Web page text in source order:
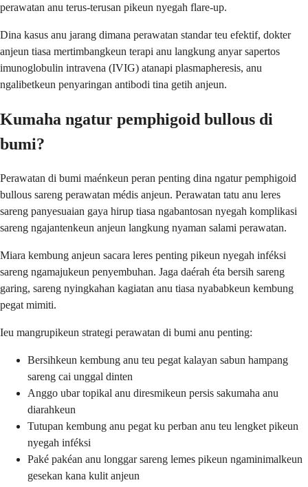
perawatan anu terus-terusan pikeun nyegah flare-up.
Dina kasus anu jarang dimana perawatan standar teu efektif, dokter
anjeun tiasa mertimbangkeun terapi anu langkung anyar sapertos
imunoglobulin intravena (IVIG) atanapi plasmapheresis, anu
ngalibetkeun penyaringan antibodi tina getih anjeun.
Kumaha ngatur pemphigoid bullous di
bumi?
Perawatan di bumi maénkeun peran penting dina ngatur pemphigoid
bullous sareng perawatan médis anjeun. Perawatan tatu anu leres
sareng panyesuaian gaya hirup tiasa ngabantosan nyegah komplikasi
sareng ngajantenkeun anjeun langkung nyaman salami perawatan.
Miara kembung anjeun sacara leres penting pikeun nyegah inféksi
sareng ngamajukeun penyembuhan. Jaga daérah éta bersih sareng
garing, sareng nyingkahan kagiatan anu tiasa nyababkeun kembung
pegat mimiti.
Ieu mangrupikeun strategi perawatan di bumi anu penting:
Bersihkeun kembung anu teu pegat kalayan sabun hampang
sareng cai unggal dinten
Anggo ubar topikal anu diresmikeun persis sakumaha anu
diarahkeun
Tutupan kembung anu pegat ku perban anu teu lengket pikeun
nyegah inféksi
Paké pakéan anu longgar sareng lemes pikeun ngaminimalkeun
gesekan kana kulit anjeun